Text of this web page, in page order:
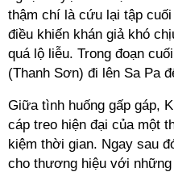
thậm chí là cứu lại tập
điều khiến khán giả khó
quá lộ liễu. Trong đoạn
(Thanh Sơn) đi lên Sa Pa
Giữa tình huống gấp gáp,
cáp treo hiện đại của một
kiệm thời gian. Ngay sau
cho thương hiệu với